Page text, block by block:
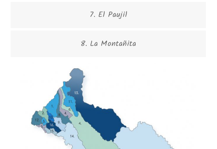
7. El Paujil
8. La Montañita